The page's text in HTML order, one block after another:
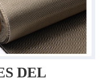
DEL